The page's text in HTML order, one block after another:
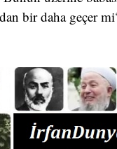
bir daha geçer